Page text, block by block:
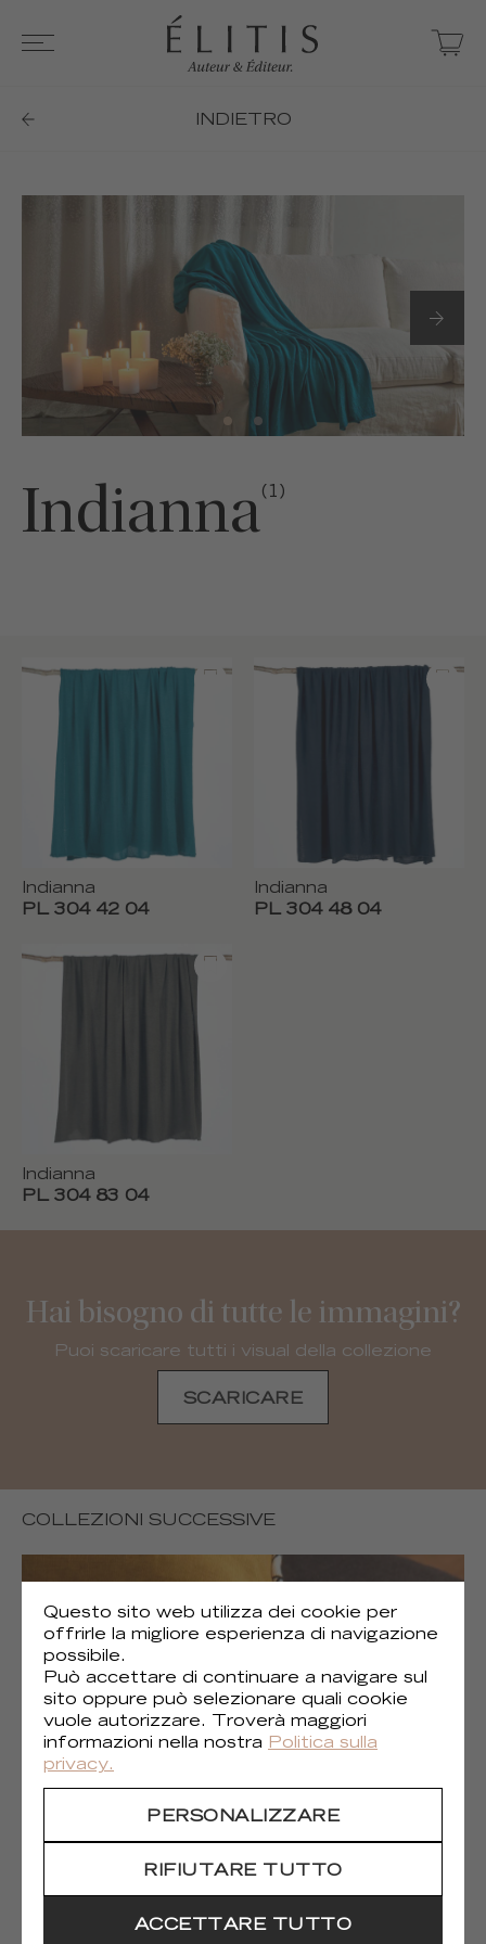
INDIETRO
Indianna(1)
Indianna
PL 304 42 04
Indianna
PL 304 48 04
Indianna
PL 304 83 04
Hai bisogno di tutte le immagini?
Puoi scaricare tutti i visual della collezione
SCARICARE
COLLEZIONI SUCCESSIVE
(1)
Questo sito web utilizza dei cookie per
offrirle la migliore esperienza di navigazione
possibile.
Può accettare di continuare a navigare sul
sito oppure può selezionare quali cookie
vuole autorizzare. Troverà maggiori
informazioni nella nostra Politica sulla
privacy.
PERSONALIZZARE
RIFIUTARE TUTTO
ACCETTARE TUTTO